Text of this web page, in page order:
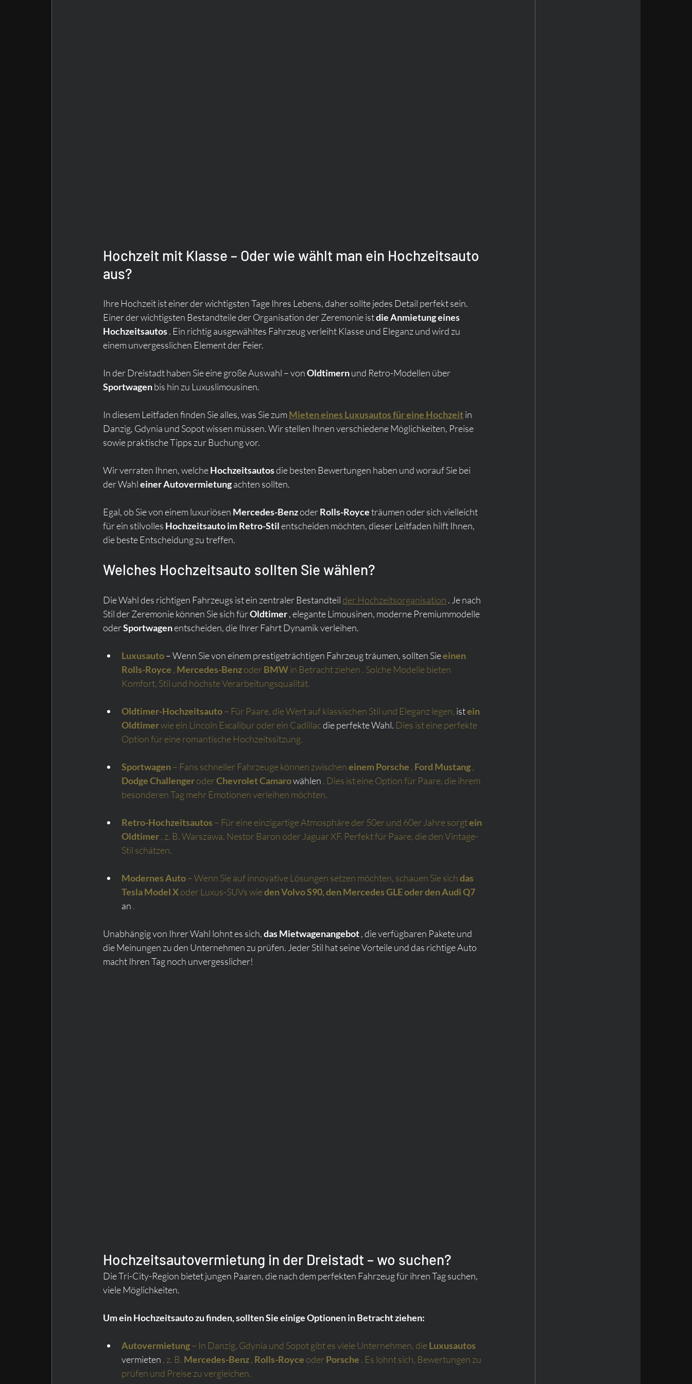
Hochzeit mit Klasse – Oder wie wählt man ein Hochzeitsauto
aus?
Ihre Hochzeit ist einer der wichtigsten Tage Ihres Lebens, daher sollte jedes Detail perfekt sein.
Einer der wichtigsten Bestandteile der Organisation der Zeremonie ist die Anmietung eines
Hochzeitsautos . Ein richtig ausgewähltes Fahrzeug verleiht Klasse und Eleganz und wird zu
einem unvergesslichen Element der Feier.
In der Dreistadt haben Sie eine große Auswahl – von Oldtimern und Retro-Modellen über
Sportwagen bis hin zu Luxuslimousinen.
In diesem Leitfaden finden Sie alles, was Sie zum Mieten eines Luxusautos für eine Hochzeit in
Danzig, Gdynia und Sopot wissen müssen. Wir stellen Ihnen verschiedene Möglichkeiten, Preise
sowie praktische Tipps zur Buchung vor.
Wir verraten Ihnen, welche Hochzeitsautos die besten Bewertungen haben und worauf Sie bei
der Wahl einer Autovermietung achten sollten.
Egal, ob Sie von einem luxuriösen Mercedes-Benz oder Rolls-Royce träumen oder sich vielleicht
für ein stilvolles Hochzeitsauto im Retro-Stil entscheiden möchten, dieser Leitfaden hilft Ihnen,
die beste Entscheidung zu treffen.
Welches Hochzeitsauto sollten Sie wählen?
Die Wahl des richtigen Fahrzeugs ist ein zentraler Bestandteil der Hochzeitsorganisation . Je nach
Stil der Zeremonie können Sie sich für Oldtimer , elegante Limousinen, moderne Premiummodelle
oder Sportwagen entscheiden, die Ihrer Fahrt Dynamik verleihen.
Luxusauto – Wenn Sie von einem prestigeträchtigen Fahrzeug träumen, sollten Sie einen
Rolls-Royce , Mercedes-BenzoderBMWin Betracht ziehen . Solche Modelle bieten
Komfort, Stil und höchste Verarbeitungsqualität.
Oldtimer-Hochzeitsauto– Für Paare, die Wert auf klassischen Stil und Eleganz legen, ist ein
Oldtimerwie ein Lincoln Excalibur oder ein Cadillac die perfekte Wahl. Dies ist eine perfekte
Option für eine romantische Hochzeitssitzung.
Sportwagen – Fans schneller Fahrzeuge können zwischeneinem Porsche , Ford Mustang,
Dodge ChallengeroderChevrolet Camaro wählen . Dies ist eine Option für Paare, die ihrem
besonderen Tag mehr Emotionen verleihen möchten.
Retro-Hochzeitsautos – Für eine einzigartige Atmosphäre der 50er und 60er Jahre sorgtein
Oldtimer, z. B. Warszawa, Nestor Baron oder Jaguar XF. Perfekt für Paare, die den Vintage-
Stil schätzen.
Modernes Auto– Wenn Sie auf innovative Lösungen setzen möchten, schauen Sie sichdas
Tesla Model Xoder Luxus-SUVs wieden Volvo S90, den Mercedes GLE oder den Audi Q7
an .
Unabhängig von Ihrer Wahl lohnt es sich, das Mietwagenangebot , die verfügbaren Pakete und
die Meinungen zu den Unternehmen zu prüfen. Jeder Stil hat seine Vorteile und das richtige Auto
macht Ihren Tag noch unvergesslicher!
Hochzeitsautovermietung in der Dreistadt – wo suchen?
Die Tri-City-Region bietet jungen Paaren, die nach dem perfekten Fahrzeug für ihren Tag suchen,
viele Möglichkeiten.
Um ein Hochzeitsauto zu finden, sollten Sie einige Optionen in Betracht ziehen:
Autovermietung– In Danzig, Gdynia und Sopot gibt es viele Unternehmen, dieLuxusautos
vermieten , z. B. Mercedes-Benz, Rolls-Royce oderPorsche . Es lohnt sich, Bewertungen zu
prüfen und Preise zu vergleichen.